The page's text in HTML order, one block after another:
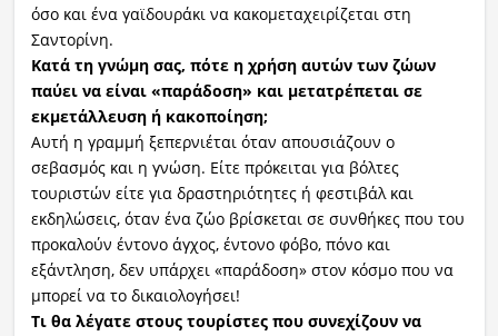
όσο και ένα γαϊδουράκι να κακομεταχειρίζεται στη
Σαντορίνη.
Κατά τη γνώμη σας, πότε η χρήση αυτών των ζώων
παύει να είναι «παράδοση» και μετατρέπεται σε
εκμετάλλευση ή κακοποίηση;
Αυτή η γραμμή ξεπερνιέται όταν απουσιάζουν ο
σεβασμός και η γνώση. Είτε πρόκειται για βόλτες
τουριστών είτε για δραστηριότητες ή φεστιβάλ και
εκδηλώσεις, όταν ένα ζώο βρίσκεται σε συνθήκες που του
προκαλούν έντονο άγχος, έντονο φόβο, πόνο και
εξάντληση, δεν υπάρχει «παράδοση» στον κόσμο που να
μπορεί να το δικαιολογήσει!
Τι θα λέγατε στους τουρίστες που συνεχίζουν να